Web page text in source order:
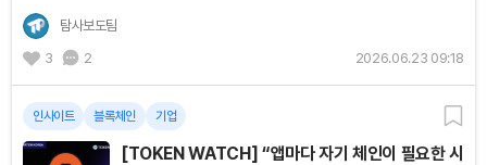
목소리를 순서대로 기록한다. [편집자주] 블록체인 앱은...
탐사보도팀
3
2 2026.06.23 09:18
인사이트 블록체인 기업
[TOKEN WATCH] “앱마다 자기 체인이 필요한 시